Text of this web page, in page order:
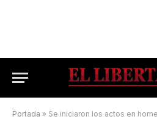
Portada » Se iniciaron los actos en